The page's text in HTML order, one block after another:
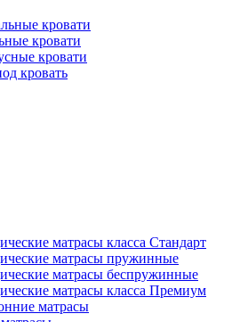
кровати
кровати
кровати
кровать
матрасы класса Стандарт
матрасы пружинные
матрасы беспружинные
матрасы класса Премиум
матрасы